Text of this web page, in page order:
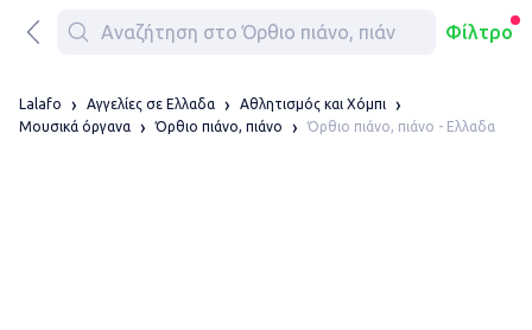
Φίλτρο
Lalafo Αγγελίες σε Ελλαδα
Αθλητισμός και Χόμπι
Μουσικά όργανα
Όρθιο πιάνο, πιάνο Όρθιο πιάνο, πιάνο - Ελλαδα